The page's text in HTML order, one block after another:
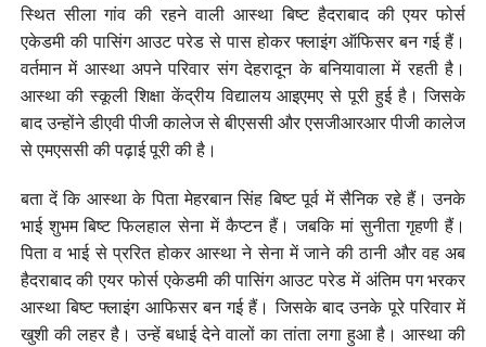
स्थित सीला गांव की रहने वाली आस्था बिष्ट हैदराबाद की एयर फोर्स
एकेडमी की पासिंग आउट परेड से पास होकर फ्लाइंग ऑफिसर बन गई हैं।
वर्तमान में आस्था अपने परिवार संग देहरादून के बनियावाला में रहती है।
आस्था की स्कूली शिक्षा केंद्रीय विद्यालय आइएमए से पूरी हुई है। जिसके
बाद उन्होंने डीएवी पीजी कालेज से बीएससी और एसजीआरआर पीजी कालेज
से एमएससी की पढ़ाई पूरी की है।
बता दें कि आस्था के पिता मेहरबान सिंह बिष्ट पूर्व में सैनिक रहे हैं। उनके
भाई शुभम बिष्ट फिलहाल सेना में कैप्टन हैं। जबकि मां सुनीता गृहणी हैं।
पिता व भाई से प्ररित होकर आस्था ने सेना में जाने की ठानी और वह अब
हैदराबाद की एयर फोर्स एकेडमी की पासिंग आउट परेड में अंतिम पग भरकर
आस्था बिष्ट फ्लाइंग आफिसर बन गई हैं। जिसके बाद उनके पूरे परिवार में
खुशी की लहर है। उन्हें बधाई देने वालों का तांता लगा हुआ है। आस्था की